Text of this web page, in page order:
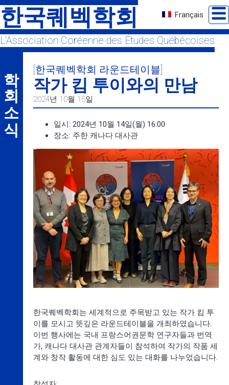
Skip
to
content
한국퀘벡학회 Français ☰
L'Association Coréenne des Études Québécoises
학회 소식 [한국퀘벡학회 라운드테이블]
작가 킴 투이와의 만남
2024년 10월 15일
일시: 2024년 10월 14일(월) 16:00
장소: 주한 캐나다 대사관
한국퀘벡학회는 세계적으로 주목받고 있는 작가 킴 투
이를 모시고 뜻깊은 라운드테이블을 개최하였습니다.
이번 행사에는 국내 프랑스어권문학 연구자들과 번역
가, 캐나다 대사관 관계자들이 참석하여 작가의 작품 세
계와 창작 활동에 대한 심도 있는 대화를 나누었습니다.